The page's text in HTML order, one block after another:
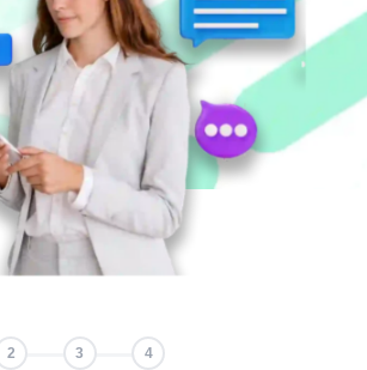
2
3
4